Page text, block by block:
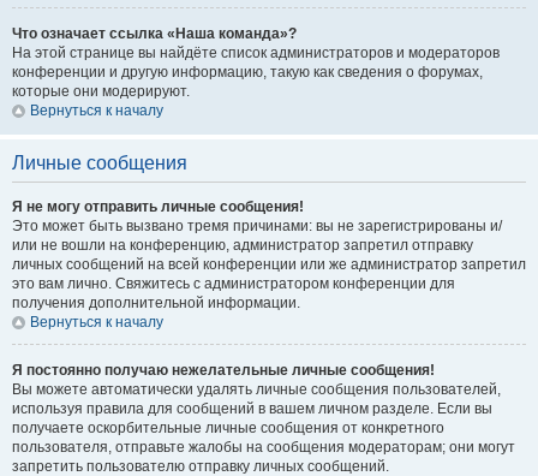
Что означает ссылка «Наша команда»?
На этой странице вы найдёте список администраторов и модераторов
конференции и другую информацию, такую как сведения о форумах,
которые они модерируют.
Вернуться к началу
Личные сообщения
Я не могу отправить личные сообщения!
Это может быть вызвано тремя причинами: вы не зарегистрированы и/
или не вошли на конференцию, администратор запретил отправку
личных сообщений на всей конференции или же администратор запретил
это вам лично. Свяжитесь с администратором конференции для
получения дополнительной информации.
Вернуться к началу
Я постоянно получаю нежелательные личные сообщения!
Вы можете автоматически удалять личные сообщения пользователей,
используя правила для сообщений в вашем личном разделе. Если вы
получаете оскорбительные личные сообщения от конкретного
пользователя, отправьте жалобы на сообщения модераторам; они могут
запретить пользователю отправку личных сообщений.